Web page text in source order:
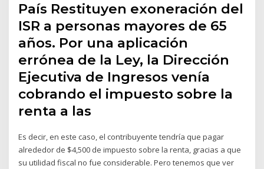
País Restituyen exoneración del
ISR a personas mayores de 65
años. Por una aplicación
errónea de la Ley, la Dirección
Ejecutiva de Ingresos venía
cobrando el impuesto sobre la
renta a las
Es decir, en este caso, el contribuyente tendría que pagar
alrededor de $4,500 de impuesto sobre la renta, gracias a que
su utilidad fiscal no fue considerable. Pero tenemos que ver